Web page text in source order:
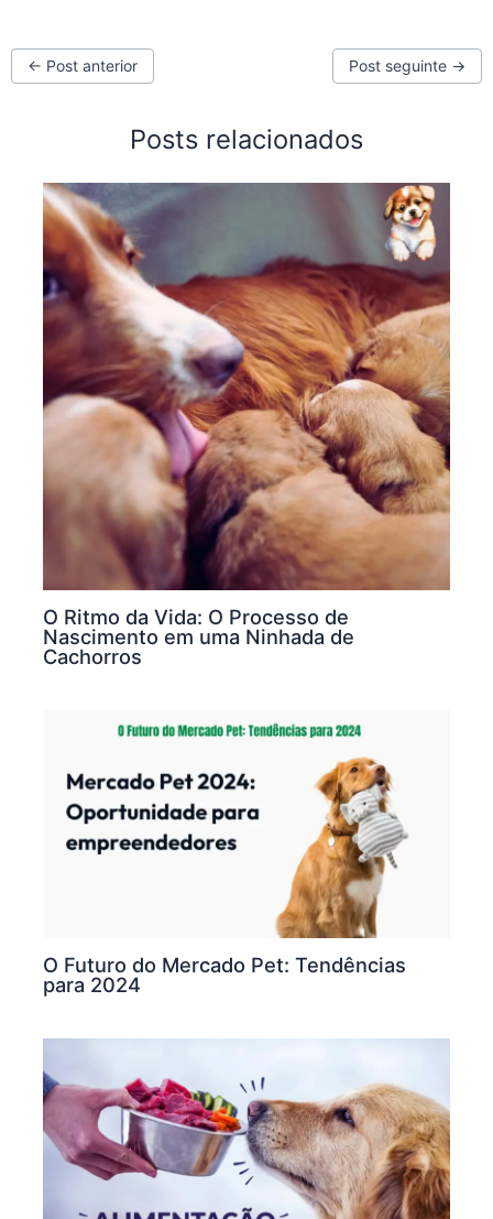
← Post anterior Post seguinte →
Posts relacionados
O Ritmo da Vida: O Processo de
Nascimento em uma Ninhada de
Cachorros
O Futuro do Mercado Pet: Tendências
para 2024